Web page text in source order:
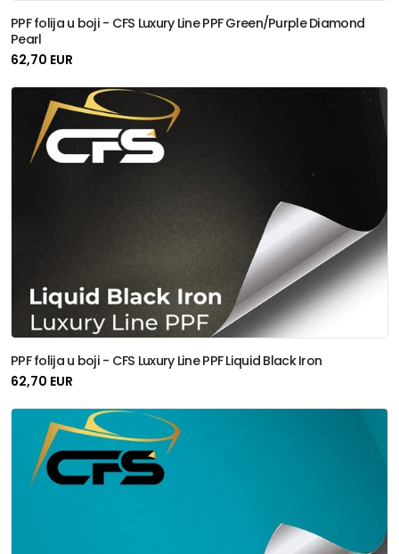
PPF folija u boji - CFS Luxury Line PPF Green/Purple Diamond
Pearl
62,70 EUR
PPF folija u boji - CFS Luxury Line PPF Liquid Black Iron
62,70 EUR